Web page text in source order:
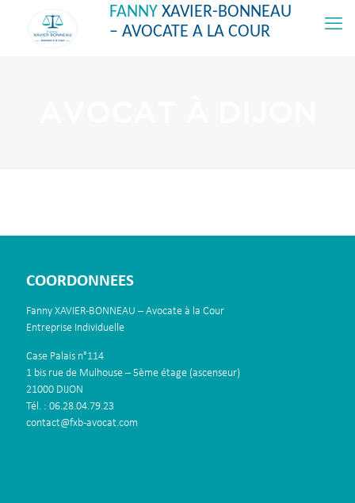
FANNY XAVIER-BONNEAU
– AVOCATE A LA COUR
COORDONNEES
Fanny XAVIER-BONNEAU – Avocate à la Cour
Entreprise Individuelle
Case Palais n°114
1 bis rue de Mulhouse – 5ème étage (ascenseur)
21000 DIJON
Tél. : 06.28.04.79.23
contact@fxb-avocat.com